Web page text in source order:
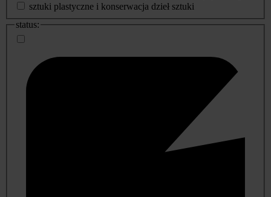
sztuki plastyczne i konserwacja dzieł sztuki
status: